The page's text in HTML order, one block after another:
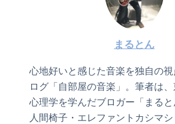
まるとん
心地好いと感じた音楽を独自の
ログ「自部屋の音楽」。筆者は
心理学を学んだブロガー「まると
人間椅子・エレファントカシマ